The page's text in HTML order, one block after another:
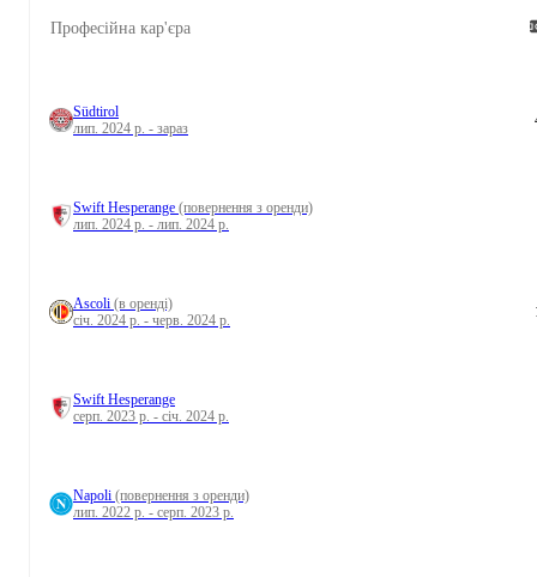
Професійна кар'єра
Südtirol
лип. 2024 р. - зараз
Swift Hesperange (повернення з оренди)
лип. 2024 р. - лип. 2024 р.
Ascoli (в оренді)
січ. 2024 р. - черв. 2024 р.
Swift Hesperange
серп. 2023 р. - січ. 2024 р.
Napoli (повернення з оренди)
лип. 2022 р. - серп. 2023 р.